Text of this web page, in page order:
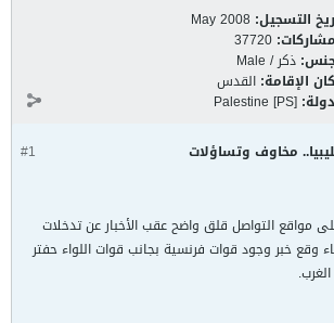
التسجيل: May 2008
37720
ذكر / Male
الإقامة: القدس
Palestine [PS]
#1 مخاوف وتساؤلات
مواقع التواصل قلق واضح عقب الأخبار عن تدخلات
وقع خبر وجود قوات فرنسية بجانب قوات اللواء حفتر